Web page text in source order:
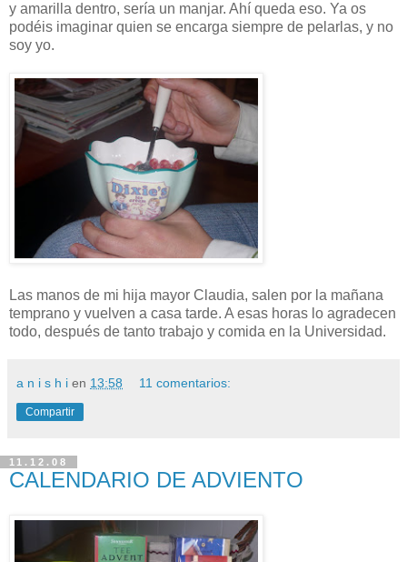
y amarilla dentro, sería un manjar. Ahí queda eso. Ya os
podéis imaginar quien se encarga siempre de pelarlas, y no
soy yo.
Las manos de mi hija mayor Claudia, salen por la mañana
temprano y vuelven a casa tarde. A esas horas lo agradecen
todo, después de tanto trabajo y comida en la Universidad.
a n i s h i en 13:58 11 comentarios:
Compartir
11.12.08
CALENDARIO DE ADVIENTO